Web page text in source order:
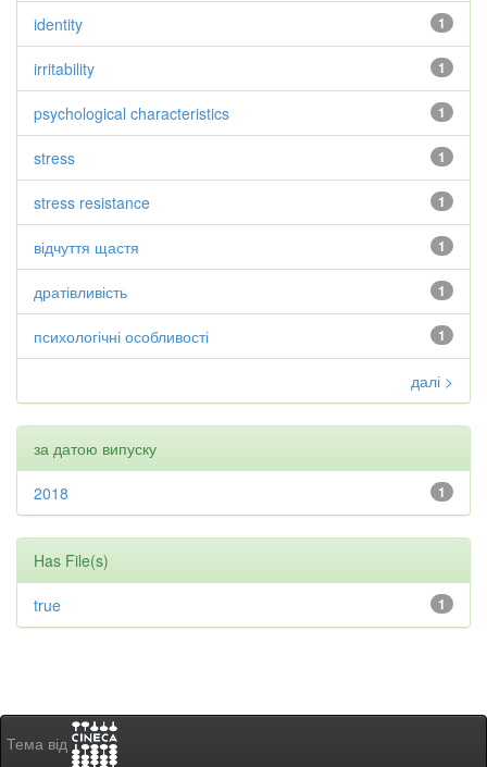
1
identity
1
irritability
1
psychological characteristics
1
stress
1
stress resistance
1
відчуття щастя
1
дратівливість
1
психологічні особливості
далі >
за датою випуску
1
2018
Has File(s)
1
true
Тема від